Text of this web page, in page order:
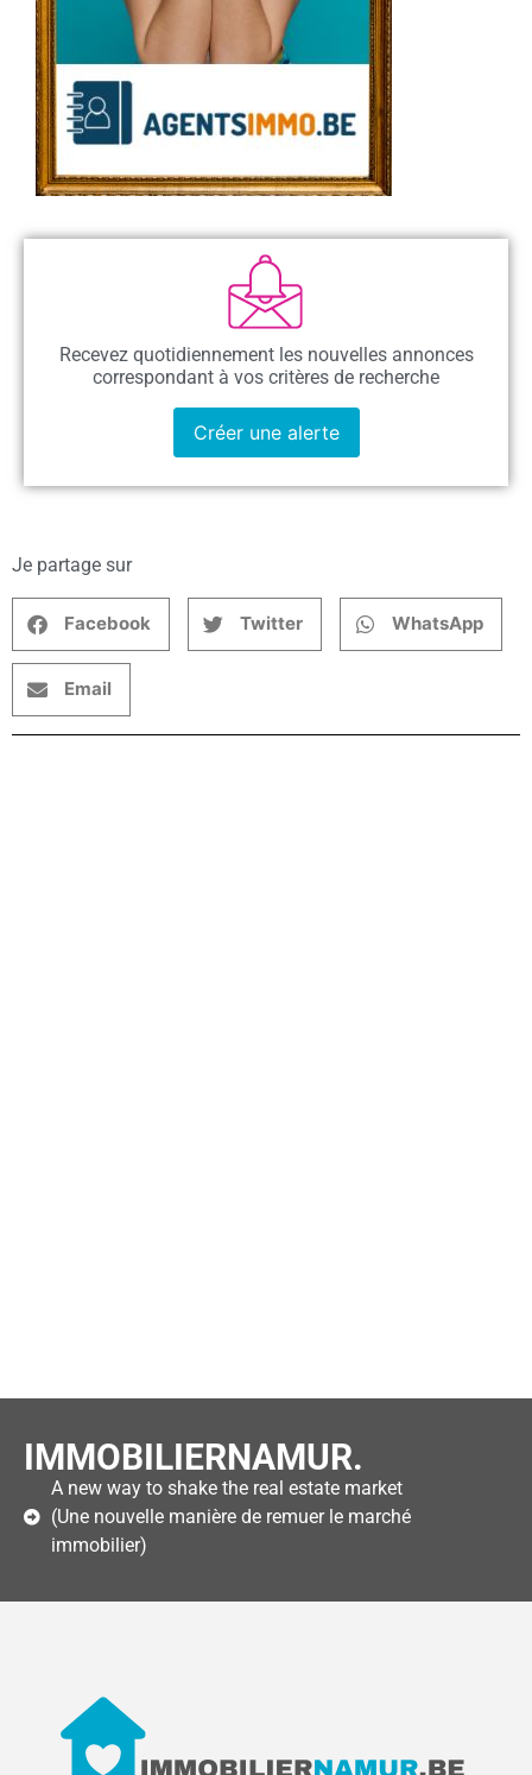
Recevez quotidiennement les nouvelles annonces
correspondant à vos critères de recherche
Créer une alerte
Je partage sur
Facebook Twitter WhatsApp
Email
IMMOBILIERNAMUR.
A new way to shake the real estate market
(Une nouvelle manière de remuer le marché
immobilier)